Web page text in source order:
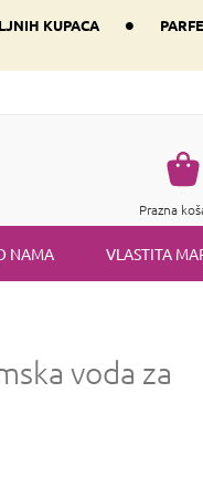
KUPACA •
Košarica
Prazna
NAMA VLASTITA
voda za